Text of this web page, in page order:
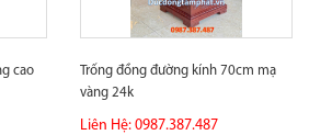
cao
Trống đồng đường kính 70cm mạ
vàng 24k
Liên Hệ: 0987.387.487